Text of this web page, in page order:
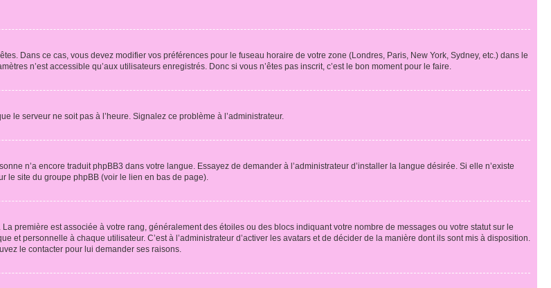
Dans ce cas, vous devez modifier vos préférences pour le fuseau horaire de votre zone (Londres, Paris, New York, Sydney, etc.) dans le
n’est accessible qu’aux utilisateurs enregistrés. Donc si vous n’êtes pas inscrit, c’est le bon moment pour le faire.
le serveur ne soit pas à l’heure. Signalez ce problème à l’administrateur.
n’a encore traduit phpBB3 dans votre langue. Essayez de demander à l’administrateur d’installer la langue désirée. Si elle n’existe
le site du groupe phpBB (voir le lien en bas de page).
première est associée à votre rang, généralement des étoiles ou des blocs indiquant votre nombre de messages ou votre statut sur le
et personnelle à chaque utilisateur. C’est à l’administrateur d’activer les avatars et de décider de la manière dont ils sont mis à disposition.
le contacter pour lui demander ses raisons.